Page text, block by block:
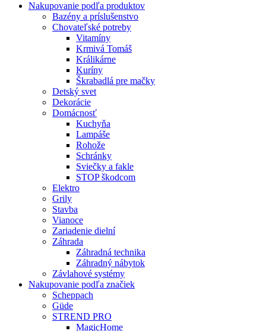
Nakupovanie podľa produktov
Bazény a príslušenstvo
Chovateľské potreby
Vitamíny
Krmivá Tomáš
Králikárne
Kuríny
Škrabadlá pre mačky
Detský svet
Dekorácie
Domácnosť
Kuchyňa
Lampáše
Rohože
Schránky
Sviečky a fakle
STOP škodcom
Elektro
Grily
Stavba
Vianoce
Zariadenie dielní
Záhrada
Záhradná technika
Záhradný nábytok
Závlahové systémy
Nakupovanie podľa značiek
Scheppach
Güde
STREND PRO
MagicHome